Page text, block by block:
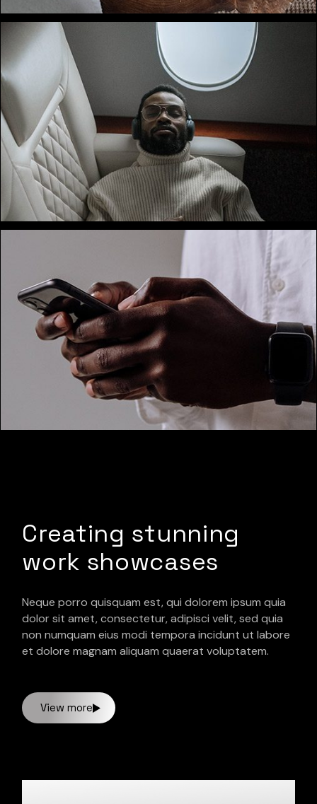
Creating stunning
work showcases
Neque porro quisquam est, qui dolorem ipsum quia
dolor sit amet, consectetur, adipisci velit, sed quia
non numquam eius modi tempora incidunt ut labore
et dolore magnam aliquam quaerat voluptatem.
View more